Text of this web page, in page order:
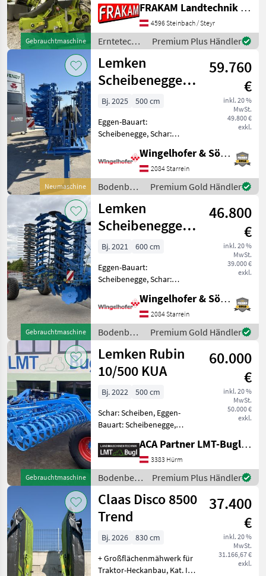
Gebrauchtmaschine
Anfahrtssicherung,
Klingenschnellverschluss,
Hochstellung, Mech. / hydr.
Mähholmentlastung,
Abstellstützen -Sofort ein
FRAKAM Landtechnik GmbH
4596 Steinbach / Steyr
Erntetechnik
Grünland /
Claas
Premium Plus Händler
Neumaschine
Lemken
Scheibenegge
Rubin 10 TF 500
59.760
€
inkl. 20 %
MwSt.
49.800 €
exkl.
Bj. 2025
500 cm
Eggen-Bauart:
Scheibenegge, Schar:
Steinsicherung,
Nachlaufeinrichtung,
Beleuchtung - Lemken
Scheibenegge Rubin 10 TF
500 - Modellreihe: 2 - EU
Type
Wingelhofer & Söhne GmbH
2084 Starrein
Bodenbearbeitung
/ Lemken
Premium Gold Händler
Gebrauchtmaschine
Lemken
Scheibenegge
Rubin 10/600
46.800
€
inkl. 20 %
MwSt.
39.000 €
exkl.
Bj. 2021
600 cm
Eggen-Bauart:
Scheibenegge, Schar:
Steinsicherung,
Klappvorrichtung,
Nachlaufeinrichtung,
Beleuchtung - Lemken
Scheibenegge Rubin 10/600
KUA - Nachlau
Wingelhofer & Söhne GmbH
2084 Starrein
Bodenbearbeitung
/ Lemken
Premium Gold Händler
Gebrauchtmaschine
Lemken Rubin
10/500 KUA
60.000
€
inkl. 20 %
MwSt.
50.000 €
exkl.
Bj. 2022
500 cm
Schar: Scheiben, Eggen-
Bauart: Scheibenegge,
Klappvorrichtung,
Nachlaufeinrichtung,
Steinsicherung Lemken
Rubin 10/500 KUA *
Transport-Aufsattelein
ACA Partner LMT-Bugl GmbH
3383 Hürm
Bodenbearbeitung
/ Lemken
Premium Plus Händler
Claas Disco 8500
Trend
37.400
€
inkl. 20 %
MwSt.
31.166,67 €
exkl.
Bj. 2026
830 cm
+ Großflächenmähwerk für
Traktor-Heckanbau, Kat. III